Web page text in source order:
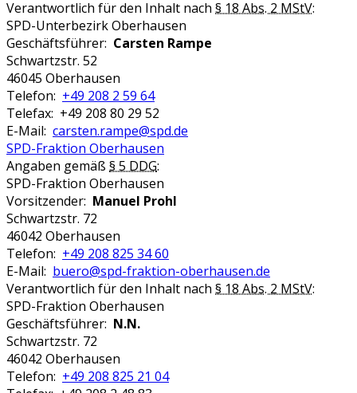
Verantwortlich für den Inhalt nach § 18 Abs. 2 MStV:
SPD-Unterbezirk Oberhausen
Geschäftsführer: Carsten Rampe
Schwartzstr. 52
46045 Oberhausen
Telefon: +49 208 2 59 64
Telefax: +49 208 80 29 52
E-Mail: carsten.rampe@spd.de
SPD-Fraktion Oberhausen
Angaben gemäß § 5 DDG:
SPD-Fraktion Oberhausen
Vorsitzender: Manuel Prohl
Schwartzstr. 72
46042 Oberhausen
Telefon: +49 208 825 34 60
E-Mail: buero@spd-fraktion-oberhausen.de
Verantwortlich für den Inhalt nach § 18 Abs. 2 MStV:
SPD-Fraktion Oberhausen
Geschäftsführer: N.N.
Schwartzstr. 72
46042 Oberhausen
Telefon: +49 208 825 21 04